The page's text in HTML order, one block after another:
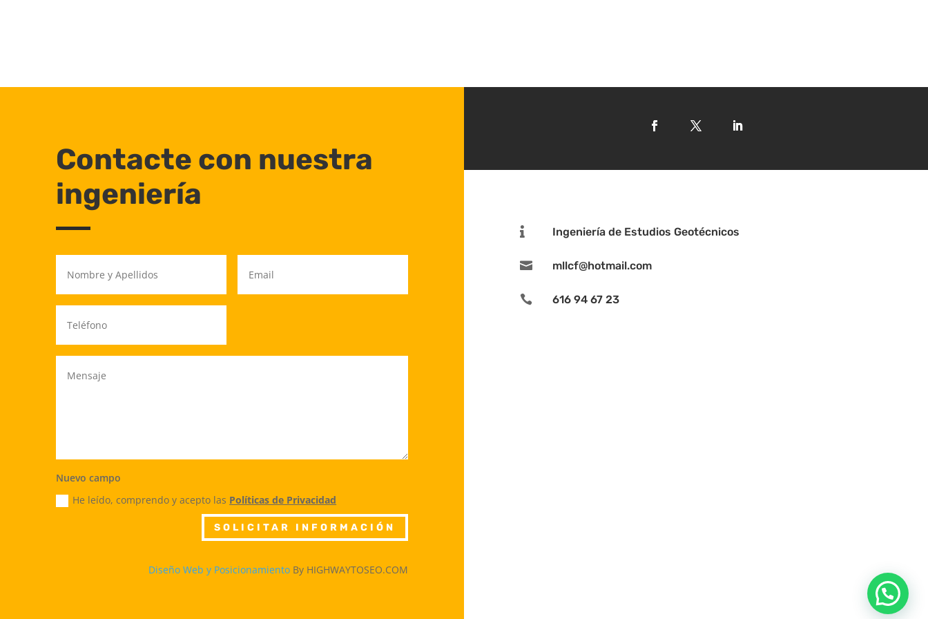
Contacte con nuestra
ingeniería
Nuevo campo
He leído, comprendo y acepto las Políticas de Privacidad
SOLICITAR INFORMACIÓN
Diseño Web y Posicionamiento By HIGHWAYTOSEO.COM
 Ingeniería de Estudios Geotécnicos
 mllcf@hotmail.com
 616 94 67 23